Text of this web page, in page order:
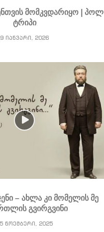
მომკვდარიყო | პოლ
ტრიპი
9 იანვარი, 2026
– ახლა კი მომელის მე
გვირგვინი
ნოემბერი, 2025